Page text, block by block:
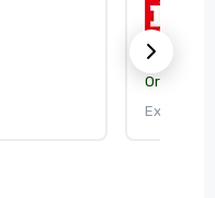
Expire le :